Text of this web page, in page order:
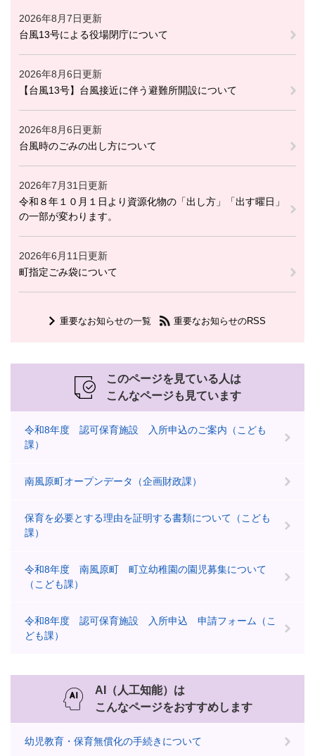
2026年8月7日更新
台風13号による役場閉庁について
2026年8月6日更新
【台風13号】台風接近に伴う避難所開設について
2026年8月6日更新
台風時のごみの出し方について
2026年7月31日更新
令和８年１０月１日より資源化物の「出し方」「出す曜日」
の一部が変わります。
2026年6月11日更新
町指定ごみ袋について
重要なお知らせの一覧 重要なお知らせのRSS
このページを見ている人は
こんなページも見ています
令和8年度 認可保育施設 入所申込のご案内（こども
課）
南風原町オープンデータ（企画財政課）
保育を必要とする理由を証明する書類について（こども
課）
令和8年度 南風原町 町立幼稚園の園児募集について
（こども課）
令和8年度 認可保育施設 入所申込 申請フォーム（こ
ども課）
AI（人工知能）は
こんなページをおすすめします
幼児教育・保育無償化の手続きについて